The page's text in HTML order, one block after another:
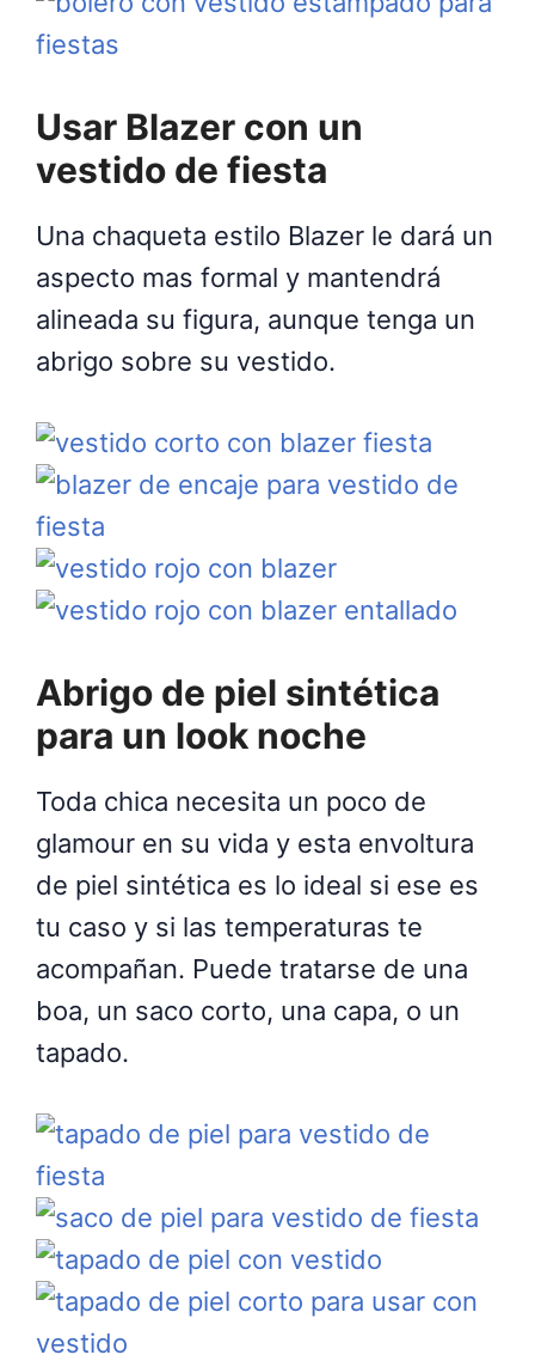
Usar Blazer con un
vestido de fiesta
Una chaqueta estilo Blazer le dará un
aspecto mas formal y mantendrá
alineada su figura, aunque tenga un
abrigo sobre su vestido.
Abrigo de piel sintética
para un look noche
Toda chica necesita un poco de
glamour en su vida y esta envoltura
de piel sintética es lo ideal si ese es
tu caso y si las temperaturas te
acompañan. Puede tratarse de una
boa, un saco corto, una capa, o un
tapado.